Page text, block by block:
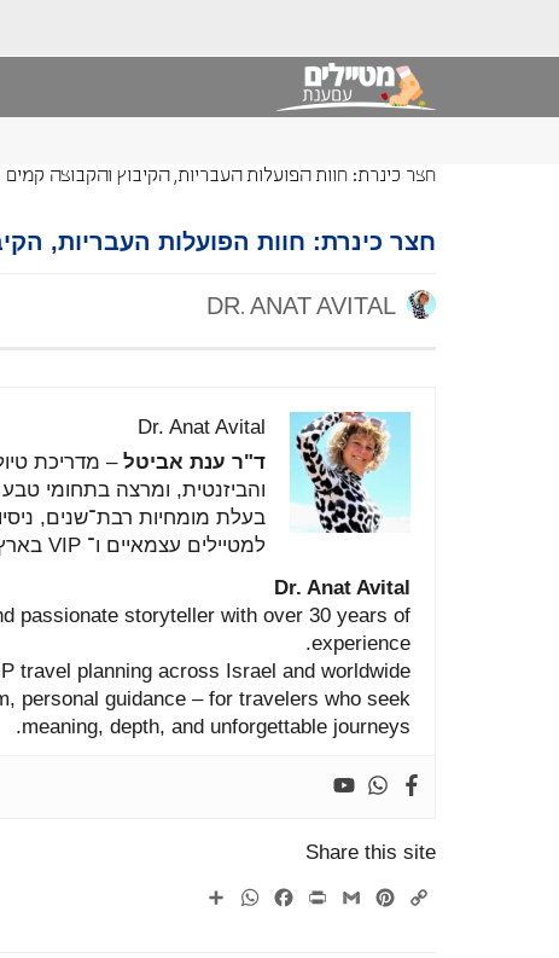
חצר כינרת: חוות הפועלות העבריות, הקיבוץ והקבוצה קמים
חצר כינרת: חוות הפועלות העבריות,
Dr. Anat Avital
ד"ר ענת אביטל – מדריכת
והביזנטית, ומרצה בתחומי טבע
בעלת מומחיות רבת־שנים,
למטיילים עצמאיים ו־ VIP
Dr. Anat Avital
passionate storyteller with over 30 years of
experience.
travel planning across Israel and worldwide.
personal guidance – for travelers who seek
meaning, depth, and unforgettable journeys.
Share this site
Copy
Pinterest
Gmail
Print
Facebook
WhatsApp